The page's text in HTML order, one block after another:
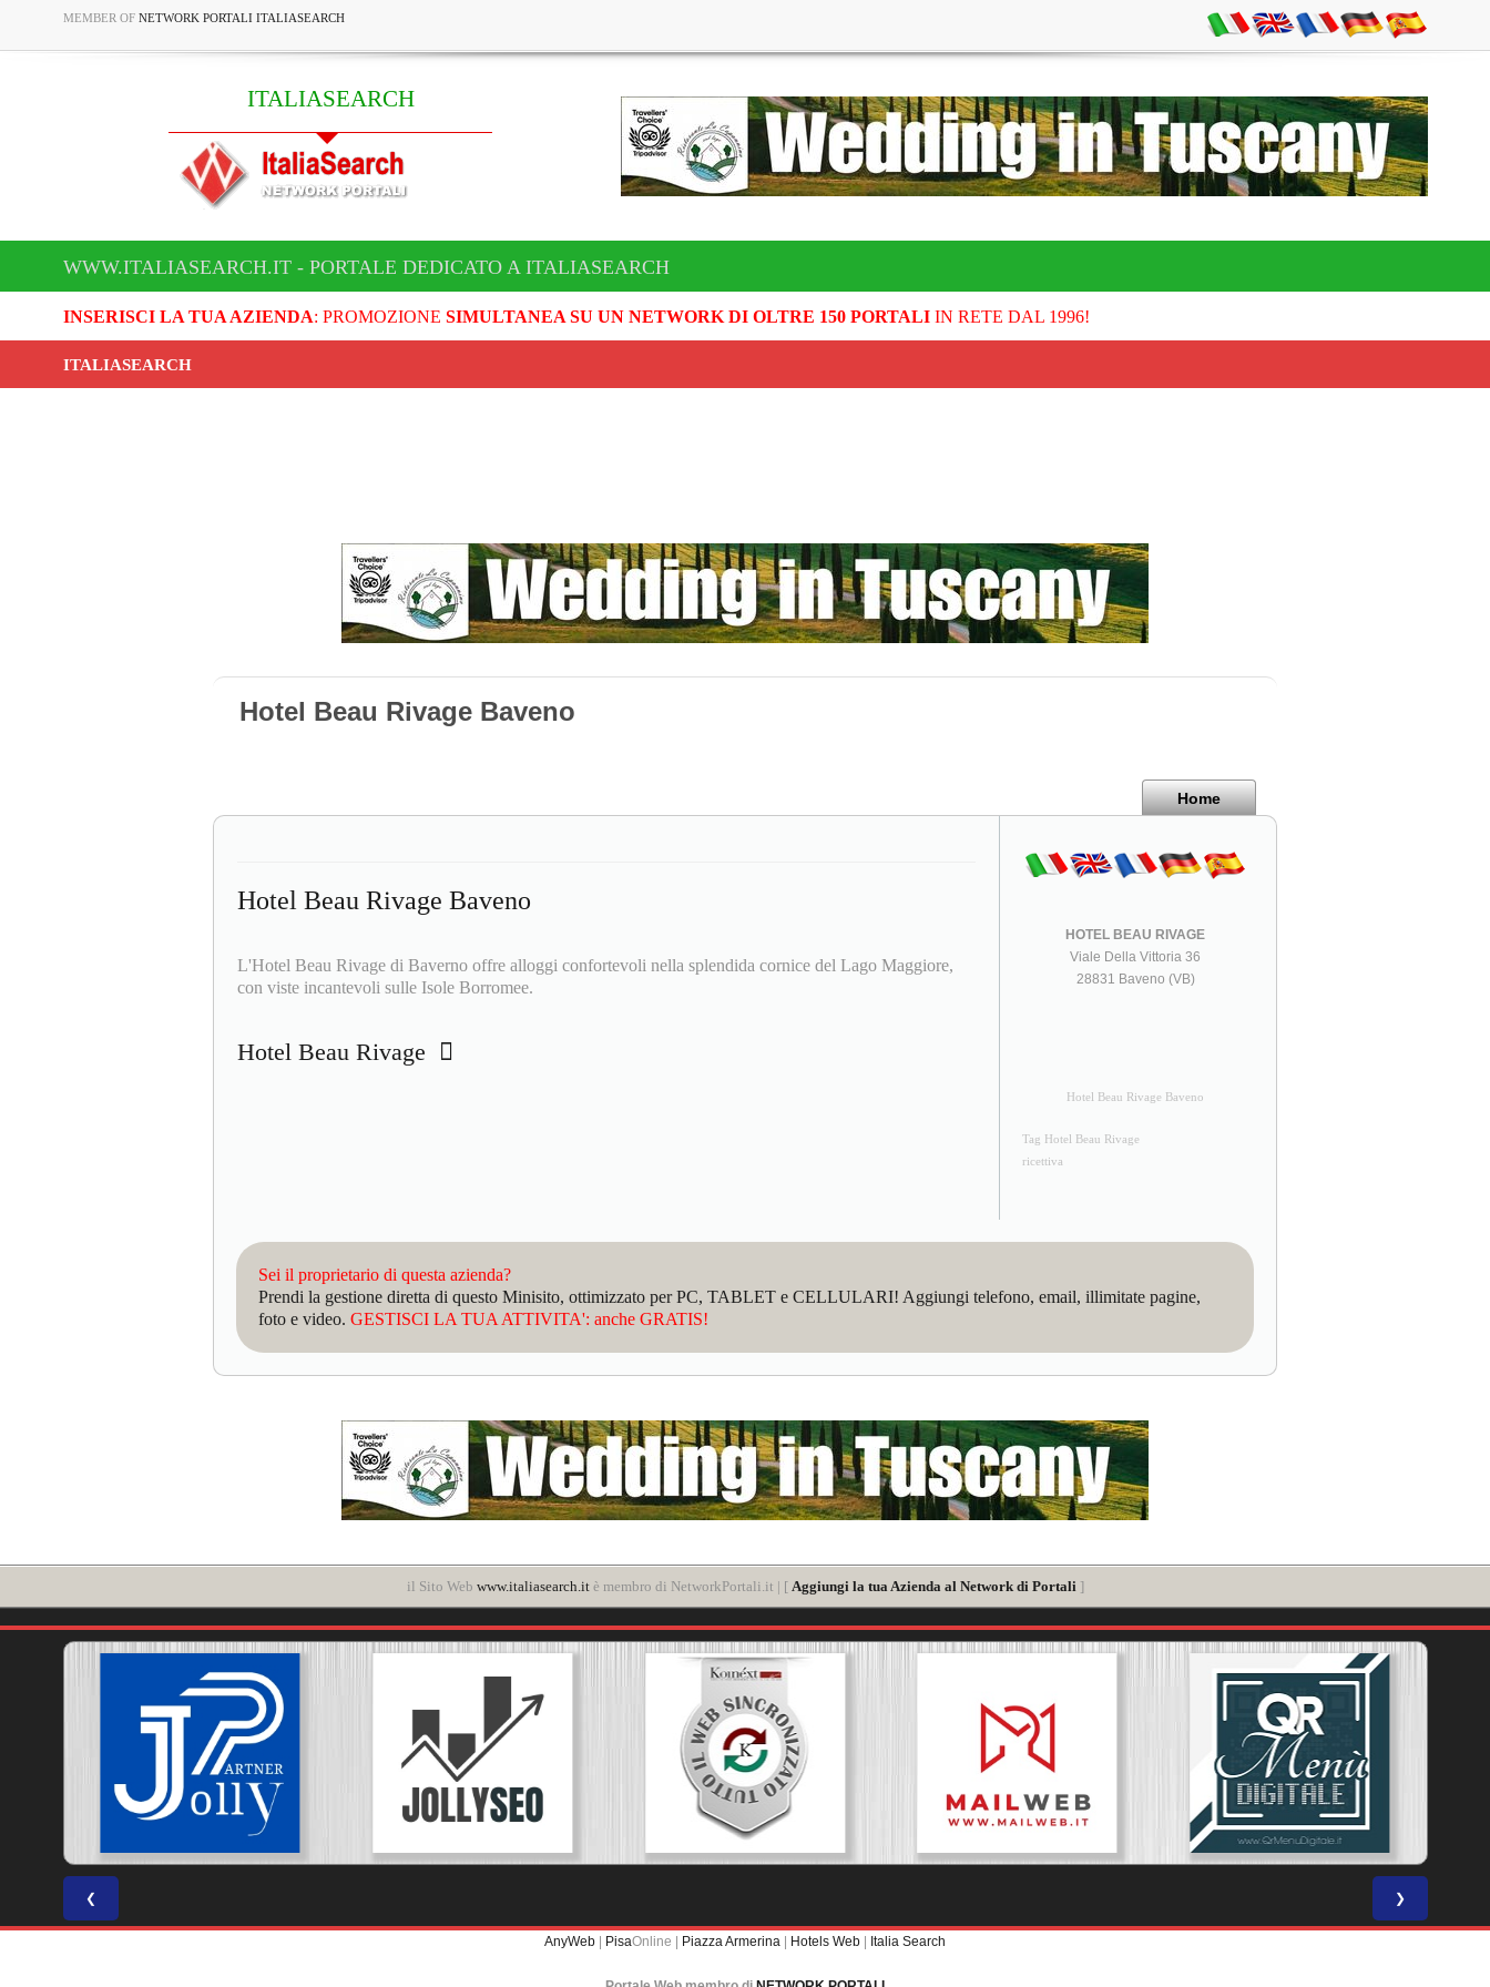
MEMBER OF NETWORK PORTALI ITALIASEARCH
ITALIASEARCH
WWW.ITALIASEARCH.IT - PORTALE DEDICATO A ITALIASEARCH
INSERISCI LA TUA AZIENDA: PROMOZIONE SIMULTANEA SU UN NETWORK DI OLTRE 150 PORTALIIN RETE DAL 1996!
ITALIASEARCH
Hotel Beau Rivage Baveno
Home
Hotel Beau Rivage Baveno
L'Hotel Beau Rivage di Baverno offre alloggi confortevoli nella splendida cornice del Lago Maggiore,
con viste incantevoli sulle Isole Borromee.
Hotel Beau Rivage
HOTEL BEAU RIVAGE
Viale Della Vittoria 36
28831 Baveno (VB)
Hotel Beau Rivage Baveno
Tag Hotel Beau Rivage
ricettiva
Sei il proprietario di questa azienda?
Prendi la gestione diretta di questo Minisito, ottimizzato per PC, TABLET e CELLULARI! Aggiungi telefono, email, illimitate pagine,
foto e video. GESTISCI LA TUA ATTIVITA': anche GRATIS!
il Sito Web www.italiasearch.itè membro di NetworkPortali.it | [ Aggiungi la tua Azienda al Network di Portali ]
❮ ❯
AnyWeb | PisaOnline | Piazza Armerina | Hotels Web | Italia Search